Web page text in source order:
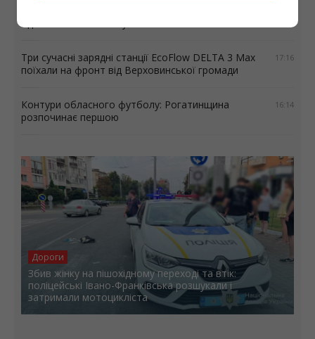
17:16
Три сучасні зарядні станції EcoFlow DELTA 3 Max
поїхали на фронт від Верховинської громади
16:14
Контури обласного футболу: Рогатинщина
розпочинає першою
Дороги
Збив жінку на пішохідному переході та втік:
поліцейські Івано-Франківська розшукали і
затримали мотоцикліста